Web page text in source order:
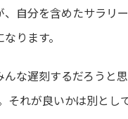
自分を含めたサラリ
ります。
な遅刻するだろうと
それが良いかは別とし